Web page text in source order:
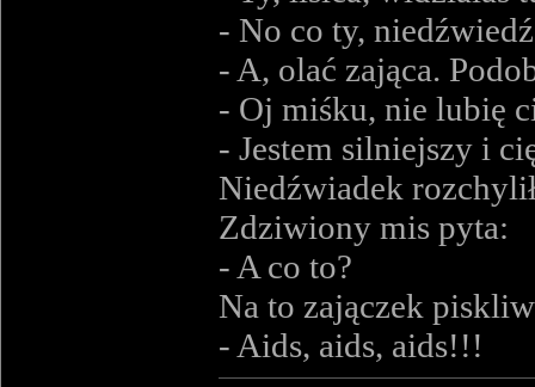
- No co ty,
- A, olać zająca.
- Oj miśku, nie lubię
- Jestem silniejszy i
Niedźwiadek
Zdziwiony mis pyta:
- A co to?
Na to zajączek
- Aids, aids, aids!!!